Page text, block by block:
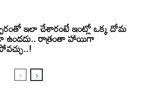
ఇలా చేశారంటే ఇంట్లో ఒక్క దోమ
ఉండదు.. రాత్రంతా హాయిగా